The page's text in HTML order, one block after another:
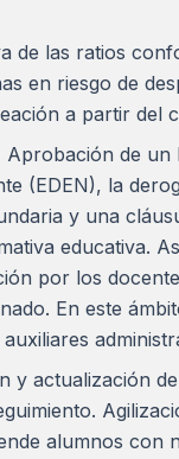
de las ratios
en riesgo de
a partir del
Aprobación de un
(EDEN), la
y una
educativa.
por los
En este
y actualización
alumnos con